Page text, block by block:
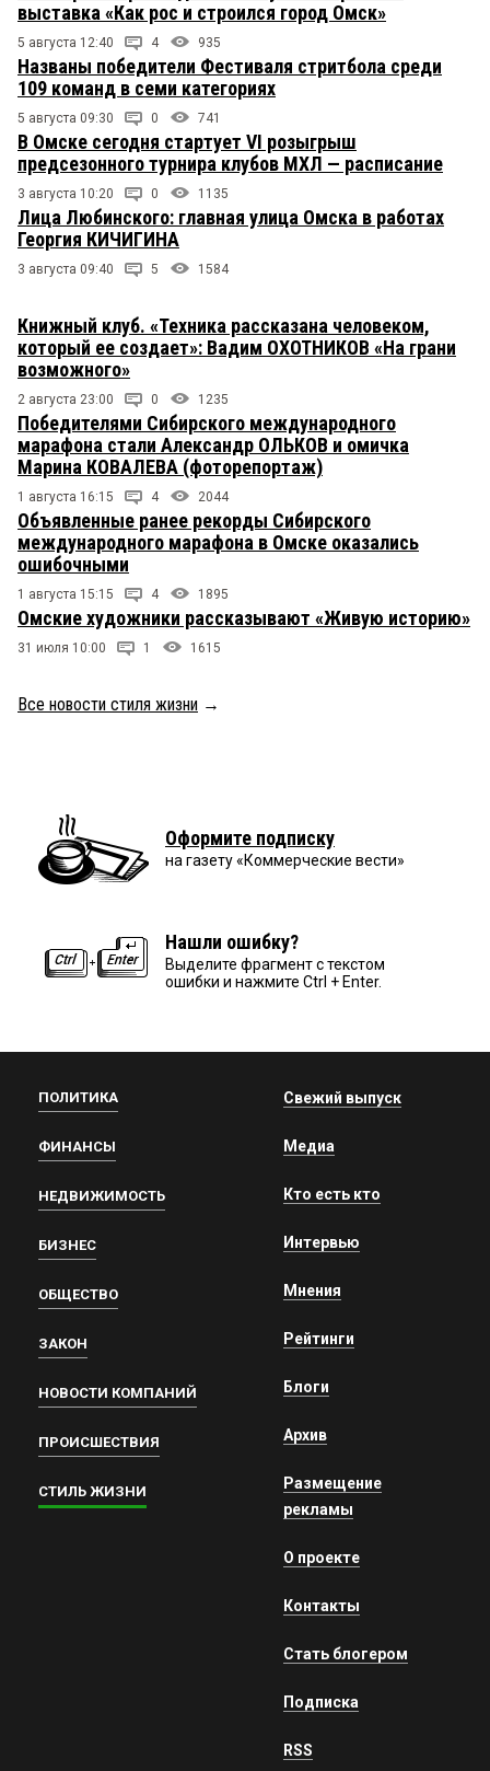
выставка «Как рос и строился город Омск»
5 августа 12:40 4 935
Названы победители Фестиваля стритбола среди
109 команд в семи категориях
5 августа 09:30 0 741
В Омске сегодня стартует VI розыгрыш
предсезонного турнира клубов МХЛ — расписание
3 августа 10:20 0 1135
Лица Любинского: главная улица Омска в работах
Георгия КИЧИГИНА
3 августа 09:40 5 1584
Книжный клуб. «Техника рассказана человеком,
который ее создает»: Вадим ОХОТНИКОВ «На грани
возможного»
2 августа 23:00 0 1235
Победителями Сибирского международного
марафона стали Александр ОЛЬКОВ и омичка
Марина КОВАЛЕВА (фоторепортаж)
1 августа 16:15 4 2044
Объявленные ранее рекорды Сибирского
международного марафона в Омске оказались
ошибочными
1 августа 15:15 4 1895
Омские художники рассказывают «Живую историю»
31 июля 10:00 1 1615
Все новости стиля жизни →
Оформите подписку
на газету «Коммерческие вести»
Нашли ошибку?
Выделите фрагмент с текстом
ошибки и нажмите Ctrl + Enter.
ПОЛИТИКА
ФИНАНСЫ
НЕДВИЖИМОСТЬ
БИЗНЕС
ОБЩЕСТВО
ЗАКОН
НОВОСТИ КОМПАНИЙ
ПРОИСШЕСТВИЯ
СТИЛЬ ЖИЗНИ
Свежий выпуск
Медиа
Кто есть кто
Интервью
Мнения
Рейтинги
Блоги
Архив
Размещение
рекламы
О проекте
Контакты
Стать блогером
Подписка
RSS